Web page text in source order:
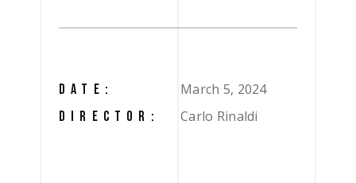
DATE: March 5, 2024
DIRECTOR: Carlo Rinaldi